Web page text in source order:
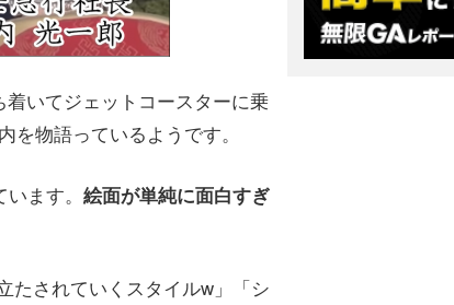
着いてジェットコースターに乗
物語っているようです。
ます。 絵面が単純に面白すぎ
たされていくスタイルw」「シ